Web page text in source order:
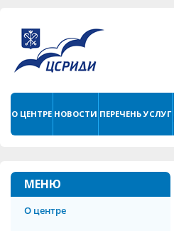
О ЦЕНТРЕ НОВОСТИ ПЕРЕЧЕНЬ УСЛУГ
МЕНЮ
О центре